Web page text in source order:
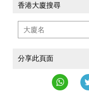
香港大廈搜尋
分享此頁面